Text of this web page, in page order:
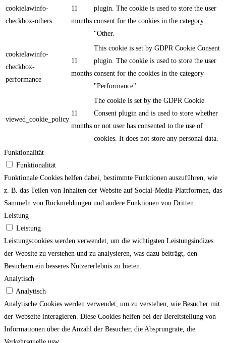
cookielawinfo-
checkbox-others
11
months
plugin. The cookie is used to store the user
consent for the cookies in the category
"Other.
cookielawinfo-
checkbox-
performance
11
months
This cookie is set by GDPR Cookie Consent
plugin. The cookie is used to store the user
consent for the cookies in the category
"Performance".
viewed_cookie_policy
11
months
The cookie is set by the GDPR Cookie
Consent plugin and is used to store whether
or not user has consented to the use of
cookies. It does not store any personal data.
Funktionalität
Funktionalität
Funktionale Cookies helfen dabei, bestimmte Funktionen auszuführen, wie
z. B. das Teilen von Inhalten der Website auf Social-Media-Plattformen, das
Sammeln von Rückmeldungen und andere Funktionen von Dritten.
Leistung
Leistung
Leistungscookies werden verwendet, um die wichtigsten Leistungsindizes
der Website zu verstehen und zu analysieren, was dazu beiträgt, den
Besuchern ein besseres Nutzererlebnis zu bieten.
Analytisch
Analytisch
Analytische Cookies werden verwendet, um zu verstehen, wie Besucher mit
der Webseite interagieren. Diese Cookies helfen bei der Bereitstellung von
Informationen über die Anzahl der Besucher, die Absprungrate, die